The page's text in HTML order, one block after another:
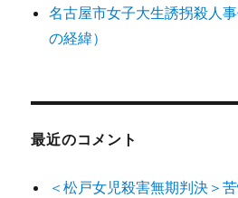
名古屋市女子大生誘拐殺人
の経緯）
最近のコメント
＜松戸女児殺害無期判決＞